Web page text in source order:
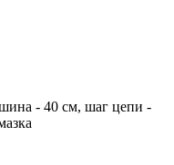
- 40 см, шаг цепи -